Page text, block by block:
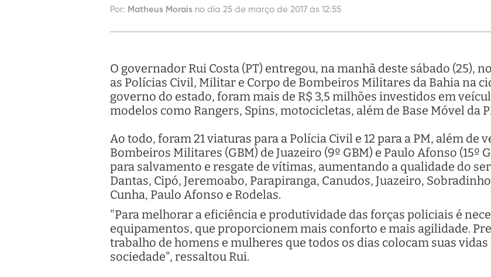
Por: Matheus Morais no dia 25 de março de 2017 às 12:55
O governador Rui Costa (PT) entregou, na manhã deste sábado (25),
as Polícias Civil, Militar e Corpo de Bombeiros Militares da Bahia na
governo do estado, foram mais de R$ 3,5 milhões investidos em
modelos como Rangers, Spins, motocicletas, além de Base Móvel da
Ao todo, foram 21 viaturas para a Polícia Civil e 12 para a PM, além de
Bombeiros Militares (GBM) de Juazeiro (9º GBM) e Paulo Afonso
para salvamento e resgate de vítimas, aumentando a qualidade do
Dantas, Cipó, Jeremoabo, Parapiranga, Canudos, Juazeiro,
Cunha, Paulo Afonso e Rodelas.
"Para melhorar a eficiência e produtividade das forças policiais é
equipamentos, que proporcionem mais conforto e mais agilidade.
trabalho de homens e mulheres que todos os dias colocam suas
sociedade", ressaltou Rui.